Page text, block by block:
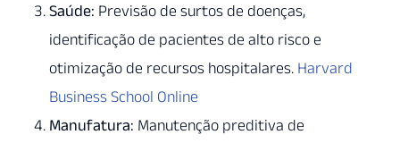
Saúde: Previsão de surtos de doenças,
identificação de pacientes de alto risco e
otimização de recursos hospitalares. Harvard
Business School Online
Manufatura: Manutenção preditiva de